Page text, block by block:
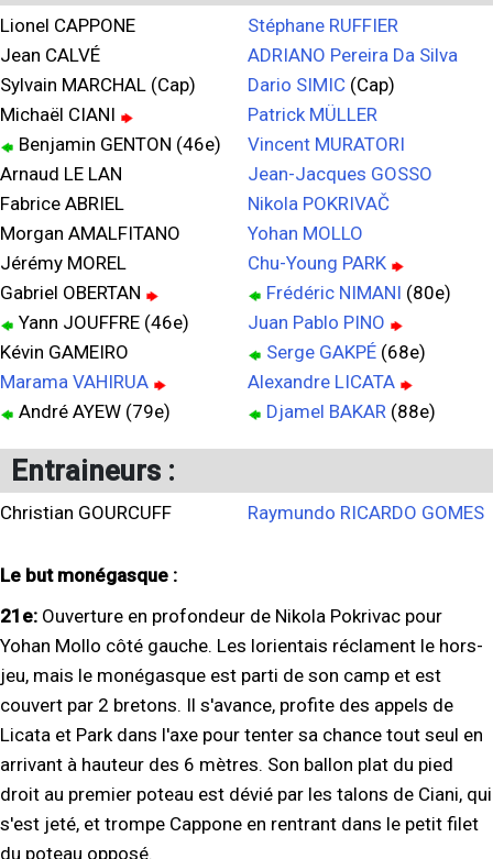
Lionel CAPPONE
Jean CALVÉ
Sylvain MARCHAL (Cap)
Michaël CIANI
Benjamin GENTON (46e)
Arnaud LE LAN
Fabrice ABRIEL
Morgan AMALFITANO
Jérémy MOREL
Gabriel OBERTAN
Yann JOUFFRE (46e)
Kévin GAMEIRO
Marama VAHIRUA
André AYEW (79e)
Stéphane RUFFIER
ADRIANO Pereira Da Silva
Dario SIMIC (Cap)
Patrick MÜLLER
Vincent MURATORI
Jean-Jacques GOSSO
Nikola POKRIVAČ
Yohan MOLLO
Chu-Young PARK
Frédéric NIMANI (80e)
Juan Pablo PINO
Serge GAKPÉ (68e)
Alexandre LICATA
Djamel BAKAR (88e)
Entraineurs :
Christian GOURCUFF Raymundo RICARDO GOMES
Le but monégasque :
21e: Ouverture en profondeur de Nikola Pokrivac pour
Yohan Mollo côté gauche. Les lorientais réclament le hors-
jeu, mais le monégasque est parti de son camp et est
couvert par 2 bretons. Il s'avance, profite des appels de
Licata et Park dans l'axe pour tenter sa chance tout seul en
arrivant à hauteur des 6 mètres. Son ballon plat du pied
droit au premier poteau est dévié par les talons de Ciani, qui
s'est jeté, et trompe Cappone en rentrant dans le petit filet
du poteau opposé.